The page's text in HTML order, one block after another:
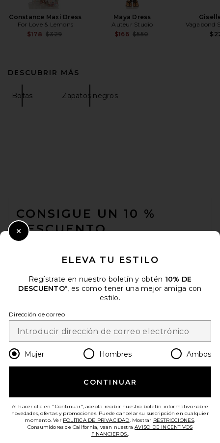
Constance Maxi Dress
For Love & Lemons
$178 Previous price:
$329
Maya Dress
Auteur Studio
$166 Previous price:
$550
Vagabond
DESCUBRIR MÁS
Botas Zapatos negros
CONSIGUE UN 10 %
DESCUENTO
electrónico. Puede retirarse en cualquier momento.
Email Address
Change Country Regions
es USD
¡AYÚDANOS A MEJORAR!
ATENCIÓN AL CLIENTE
ELEVA TU ESTILO
Regístrate en nuestro boletín y obtén 10% DE
DESCUENTO*, es como tener una mejor amiga con
estilo.
Dirección de correo
Mujer Hombres Ambos
CONTINUAR
Al hacer clic en "Continuar", acepta recibir nuestro boletín informativo sobre
novedades, ofertas y promociones. Puede cancelar su suscripción en cualquier
momento. Ver POLÍTICA DE PRIVACIDAD. Mostrar RESTRICCIONES.
Consumidores de California, vean nuestraAVISO DE INCENTIVOS
FINANCIEROS..
Close Modal